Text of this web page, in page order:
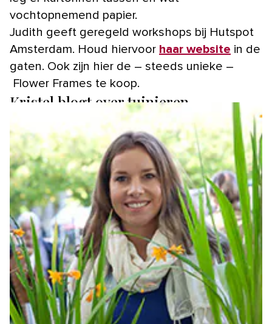
vochtopnemend papier.
Judith geeft geregeld workshops bij Hutspot
Amsterdam. Houd hiervoor haar website in de
gaten. Ook zijn hier de – steeds unieke –
Flower Frames te koop.
Kristel blogt over tuinieren